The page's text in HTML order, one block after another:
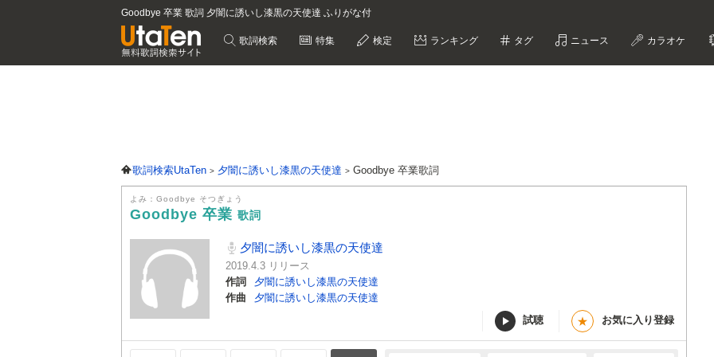
Goodbye 卒業 歌詞 夕闇に誘いし漆黒の天使達 ふりがな付
歌詞検索 特集 検定 ランキング タグ ニュース カラオケ
歌詞検索UtaTen 夕闇に誘いし漆黒の天使達 Goodbye 卒業歌詞
よみ：Goodbye そつぎょう
Goodbye 卒業 歌詞
夕闇に誘いし漆黒の天使達
2019.4.3 リリース
作詞
夕闇に誘いし漆黒の天使達
作曲
夕闇に誘いし漆黒の天使達
試聴
★ お気に入り登録